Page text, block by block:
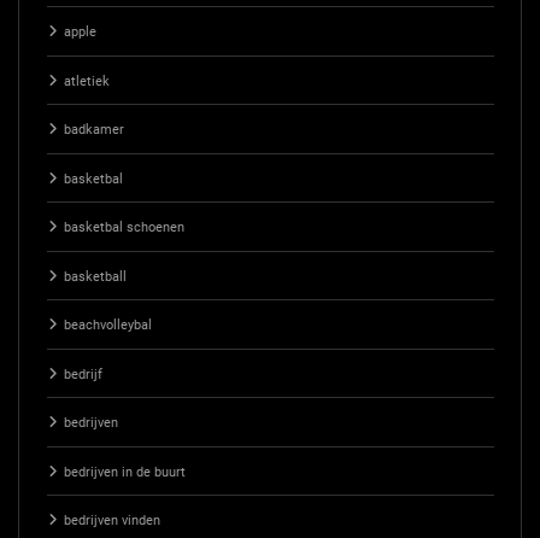
apple
atletiek
badkamer
basketbal
basketbal schoenen
basketball
beachvolleybal
bedrijf
bedrijven
bedrijven in de buurt
bedrijven vinden